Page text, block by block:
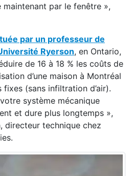
maintenant par le fenêtre »,
par un professeur de
Ryerson, en Ontario,
de 16 à 18 % les coûts de
d’une maison à Montréal
(sans infiltration d’air).
système mécanique
et dure plus longtemps »,
directeur technique chez